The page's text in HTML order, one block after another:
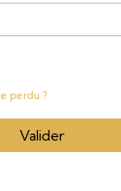
perdu ?
Valider